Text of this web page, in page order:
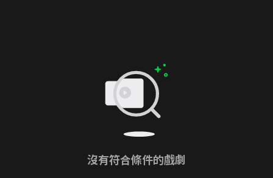
沒有符合條件的戲劇